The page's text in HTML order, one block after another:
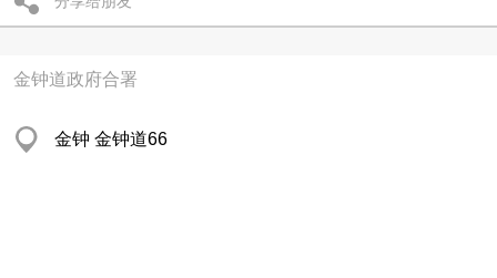
金钟道政府合署
金钟 金钟道66